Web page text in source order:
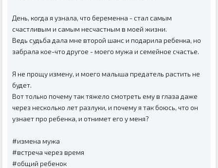
День, когда я узнала, что беременна - стал самым
счастливым и самым несчастным в моей жизни.
Ведь судьба дала мне второй шанс и подарила ребенка, но
забрала кое-что другое - моего мужа и семейное счастье.
Я не прощу измену, и моего малыша предатель растить не
будет.
Вот только почему так тяжело смотреть ему в глаза даже
через несколько лет разлуки, и почему я так боюсь, что он
узнает про ребенка, и отнимет его у меня?
#измена мужа
#встреча через время
#общий ребенок